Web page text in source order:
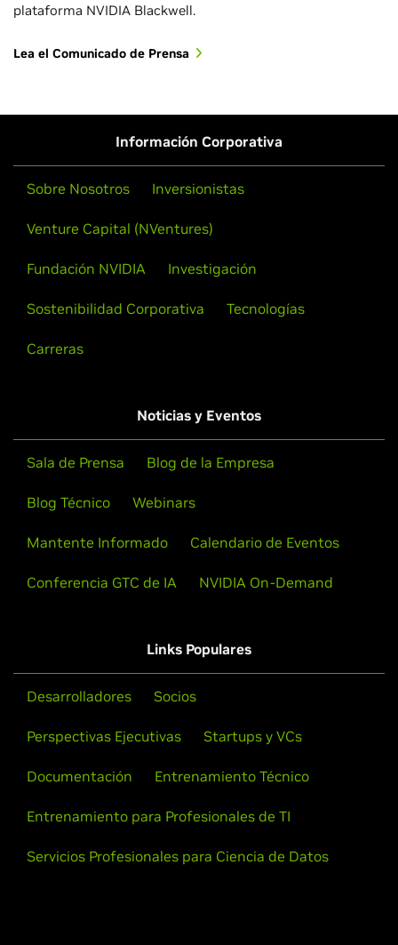
plataforma NVIDIA Blackwell.
Lea el Comunicado de Prensa
Información Corporativa
Sobre Nosotros Inversionistas
Venture Capital (NVentures)
Fundación NVIDIA Investigación
Sostenibilidad Corporativa Tecnologías
Carreras
Noticias y Eventos
Sala de Prensa Blog de la Empresa
Blog Técnico Webinars
Mantente Informado Calendario de Eventos
Conferencia GTC de IA NVIDIA On-Demand
Links Populares
Desarrolladores Socios
Perspectivas Ejecutivas Startups y VCs
Documentación Entrenamiento Técnico
Entrenamiento para Profesionales de TI
Servicios Profesionales para Ciencia de Datos